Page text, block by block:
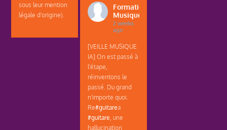
sous leur mention
légale d'origine).
Formations
Musique
2 weeks
ago
[VEILLE MUSIQUE
IA] On est passé à
l'étape,
réinventons le
passé. Du grand
n'importe quoi.
Re#guitarea
#guitare , une
hallucination